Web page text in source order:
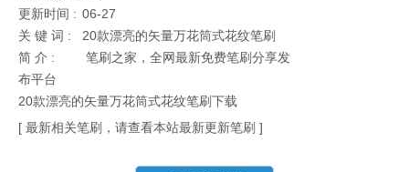
更新时间 : 06-27
关 键 词 :
20款漂亮的矢量万花筒式花纹笔刷
简 介 :
笔刷之家，全网最新免费笔刷分享发
布平台
20款漂亮的矢量万花筒式花纹笔刷下载
[ 最新相关笔刷，请查看本站最新更新笔刷 ]